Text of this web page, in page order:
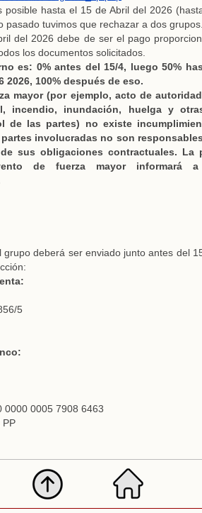
posible hasta el 15 de Abril del 2026
pasado tuvimos que rechazar a dos
del 2026 debe de ser el pago
los documentos solicitados.
es: 0% antes del 15/4, luego 50%
2026, 100% después de eso.
mayor (por ejemplo, acto de
incendio, inundación, huelga y
de las partes) no existe
involucradas no son
sus obligaciones contractuales. La
de fuerza mayor informará
grupo deberá ser enviado junto antes del
5
0000 0005 7908 6463
PP